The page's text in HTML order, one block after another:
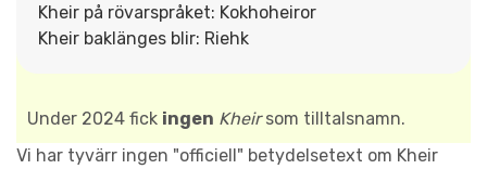
Kheir på rövarspråket: Kokhoheiror
Kheir baklänges blir: Riehk
Under 2024 fick ingen Kheirsom tilltalsnamn.
Vi har tyvärr ingen "officiell" betydelsetext om Kheir